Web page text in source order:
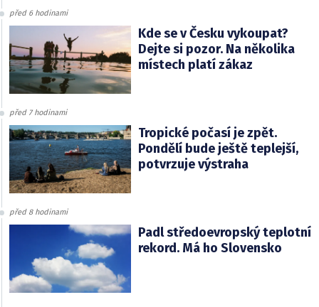
před 6 hodinami
Kde se v Česku vykoupat?
Dejte si pozor. Na několika
místech platí zákaz
před 7 hodinami
Tropické počasí je zpět.
Pondělí bude ještě teplejší,
potvrzuje výstraha
před 8 hodinami
Padl středoevropský teplotní
rekord. Má ho Slovensko